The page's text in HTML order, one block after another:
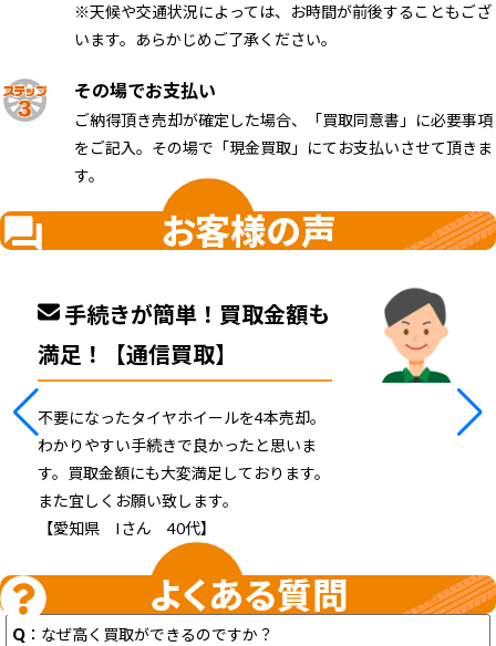
※天候や交通状況によっては、お時間が前後することもござ
います。あらかじめご了承ください。
その場でお支払い
ご納得頂き売却が確定した場合、「買取同意書」に必要事項
をご記入。その場で「現金買取」にてお支払いさせて頂きま
す。
お客様の声
手続きが簡単！買取金額も
満足！【通信買取】
不要になったタイヤホイールを4本売却。
わかりやすい手続きで良かったと思いま
す。買取金額にも大変満足しております。
また宜しくお願い致します。
【愛知県 Iさん 40代】
よくある質問
Q ：なぜ高く買取ができるのですか？